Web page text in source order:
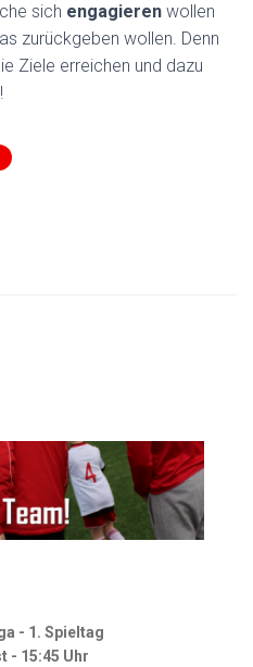
sich engagieren wollen
zurückgeben wollen. Denn
Ziele erreichen und dazu
- 1. Spieltag
- 15:45 Uhr